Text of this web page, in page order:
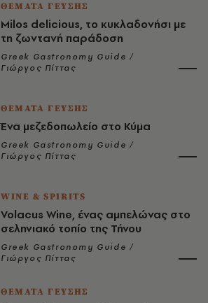
ΘΕΜΑΤΑ ΓΕΥΣΗΣ
Μilos delicious, το κυκλαδονήσι με
τη ζωντανή παράδοση
Greek Gastronomy Guide /
Γιώργος Πίττας
ΘΕΜΑΤΑ ΓΕΥΣΗΣ
Ένα μεζεδοπωλείο στο Κύμα
Greek Gastronomy Guide /
Γιώργος Πίττας
WINE & SPIRITS
Volacus Wine, ένας αμπελώνας στο
σεληνιακό τοπίο της Τήνου
Greek Gastronomy Guide /
Γιώργος Πίττας
ΘΕΜΑΤΑ ΓΕΥΣΗΣ